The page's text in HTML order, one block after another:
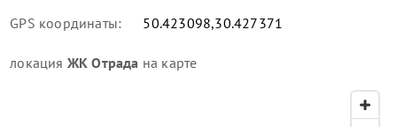
GPS координаты: 50.423098,30.427371
локация ЖК Отрада на карте